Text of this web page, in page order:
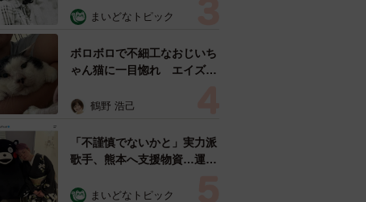
ングフォト」計画を明言
む」
まいどなトピック
ボロボロで不細工なおじいち
ゃん猫に一目惚れ エイズだ
暮らすと「おじ猫」だって可
鶴野 浩己
「不謹慎でないかと」実力派
歌手、熊本へ支援物資…運搬
めらい 「痛いほど伝わる」
まいどなトピック